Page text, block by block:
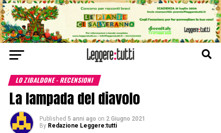
LO ZIBALDONE - RECENSIONI
La lampada del diavolo
Published 5 anni ago on 2 Giugno 2021
By Redazione Leggere:tutti